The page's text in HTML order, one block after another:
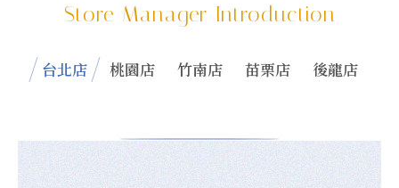
Store Manager Introduction
台北店 桃園店 竹南店 苗栗店 後龍店